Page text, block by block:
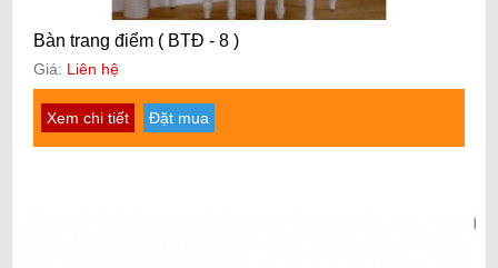
Bàn trang điểm ( BTĐ - 8 )
Giá: Liên hệ
Xem chi tiết Đặt mua